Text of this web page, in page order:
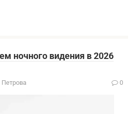
ночного видения в 2026
Петрова 0